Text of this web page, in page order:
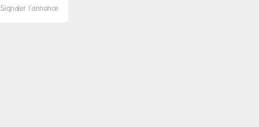
Signaler l'annonce